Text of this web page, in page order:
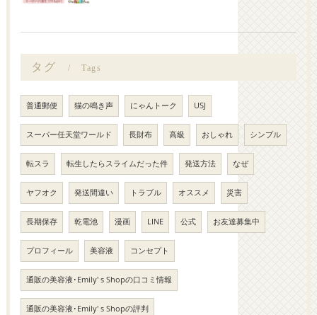
タグ Tags
普通郵便 猫の鳴き声 にゃんトーク USJ
スーパー任天堂ワールド 長財布 高級 おしゃれ シンプル
転スラ 転生したらスライムだった件 発送方法 なぜ
ヤフオク 発送間違い トラブル オススメ 災害
長期保存 乾電池 漫画 LINE 公式 お友達募集中
プロフィール 美容液 コンセプト
通販の美容液･Emily' s Shopの口コミ情報
通販の美容液･Emily' s Shopの評判